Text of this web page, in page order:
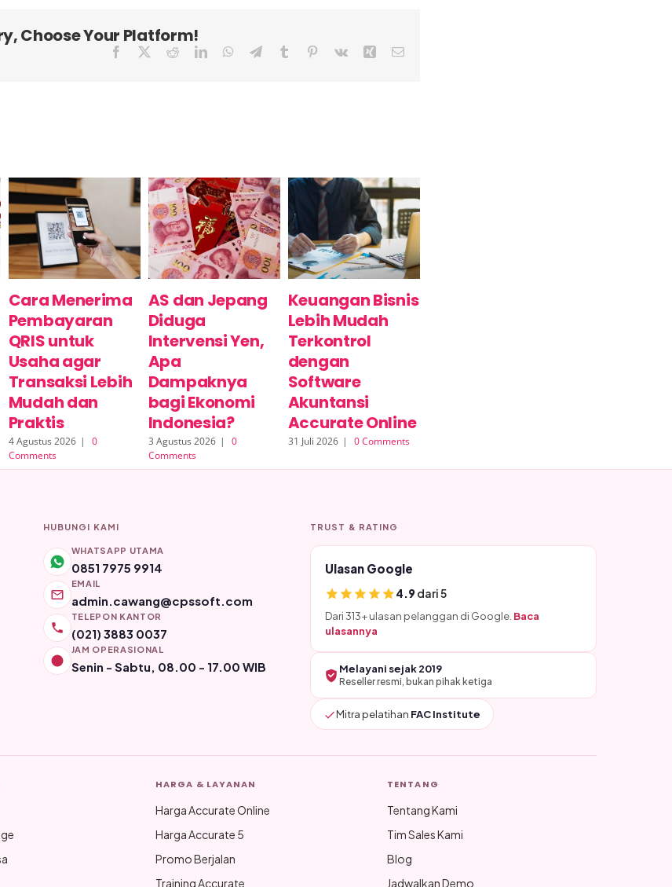
Choose Your Platform!
Facebook RedditLinkedInWhatsApp
TelegramTumblr Pinterest
Vk Xing Email
Cara Menerima
Pembayaran
QRIS untuk
Usaha agar
Transaksi Lebih
Mudah dan
Praktis
4 Agustus 2026 |
0
Comments
AS dan Jepang
Diduga
Intervensi Yen,
Apa
Dampaknya
bagi Ekonomi
Indonesia?
3 Agustus 2026 |
0
Comments
Keuangan Bisnis
Lebih Mudah
Terkontrol
dengan
Software
Akuntansi
Accurate Online
31 Juli 2026 | 0 Comments
HUBUNGI KAMI
WHATSAPP UTAMA
0851 7975 9914
EMAIL
admin.cawang@cpssoft.com
TELEPON KANTOR
(021) 3883 0037
JAM OPERASIONAL
Senin - Sabtu, 08.00 - 17.00 WIB
TRUST & RATING
Ulasan Google
4.9dari 5
Dari 313+ ulasan pelanggan di Google. Baca
ulasannya
Melayani sejak 2019
Reseller resmi, bukan pihak ketiga
Mitra pelatihan FAC Institute
HARGA & LAYANAN
Harga Accurate Online
Harga Accurate 5
Promo Berjalan
Training Accurate
TENTANG
Tentang Kami
Tim Sales Kami
Blog
Jadwalkan Demo